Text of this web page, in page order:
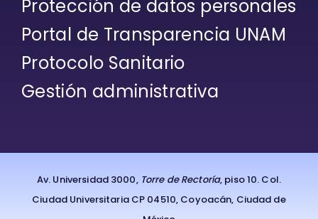
Protección de datos personales
Portal de Transparencia UNAM
Protocolo Sanitario
Gestión administrativa
Av. Universidad 3000, Torre de Rectoría, piso 10. Col.
Ciudad Universitaria CP 04510, Coyoacán, Ciudad de